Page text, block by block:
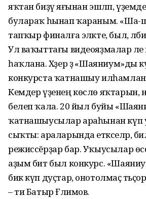
яҡтан би­ҙәү яғынан эш­ләп,
булараҡ һынап ҡараным. «Ша-
тап­ҡыр финалға эләкте, был,
Ул ваҡыттағы видеояҙмалар әле
һаҡлана. Хәҙер ҙә «Шаяниум»ды
конкурста ҡатнашыу
Кемдер үҙенең көслө яҡтарын,
белеп ҡала. 20 йыл буйы
ҡатнашыусылар ара­һынан күп
сыҡты: араларында етәкселәр,
режиссёр­ҙар бар. Уҡыусылар өсөн
аҙым бит был конкурс.
бик күп дуҫтар, онотолмаҫ
– ти Батыр Ғәлимов.